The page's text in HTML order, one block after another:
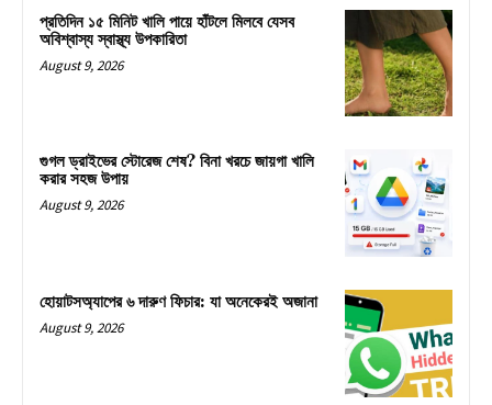
প্রতিদিন ১৫ মিনিট খালি পায়ে হাঁটলে মিলবে যেসব
অবিশ্বাস্য স্বাস্থ্য উপকারিতা
August 9, 2026
গুগল ড্রাইভের স্টোরেজ শেষ? বিনা খরচে জায়গা খালি
করার সহজ উপায়
August 9, 2026
হোয়াটসঅ্যাপের ৬ দারুণ ফিচার: যা অনেকেরই অজানা
August 9, 2026